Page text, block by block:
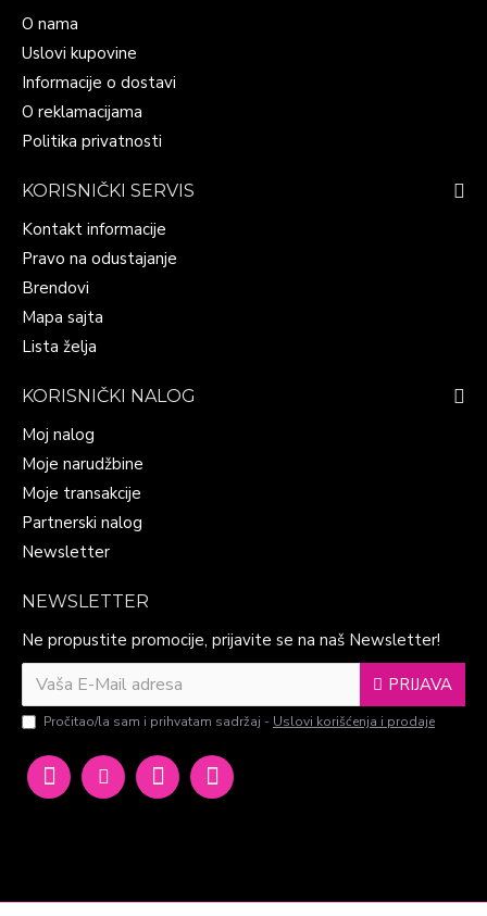
O nama
Uslovi kupovine
Informacije o dostavi
O reklamacijama
Politika privatnosti
KORISNIČKI SERVIS
Kontakt informacije
Pravo na odustajanje
Brendovi
Mapa sajta
Lista želja
KORISNIČKI NALOG
Moj nalog
Moje narudžbine
Moje transakcije
Partnerski nalog
Newsletter
NEWSLETTER
Ne propustite promocije, prijavite se na naš Newsletter!
PRIJAVA
Pročitao/la sam i prihvatam sadržaj - Uslovi korišćenja i prodaje